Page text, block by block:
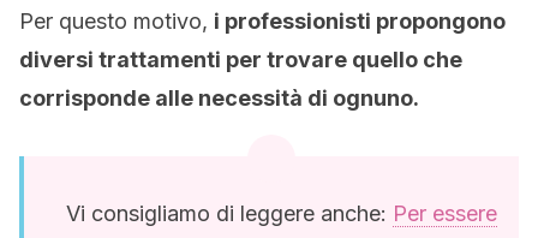
Per questo motivo, i professionisti propongono
diversi trattamenti per trovare quello che
corrisponde alle necessità di ognuno.
Vi consigliamo di leggere anche: Per essere